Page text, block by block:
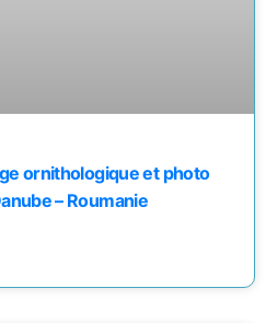
ornithologique et photo
– Roumanie